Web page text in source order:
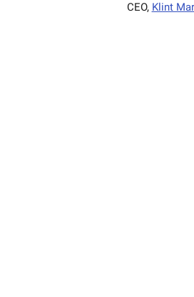
CEO, Klint